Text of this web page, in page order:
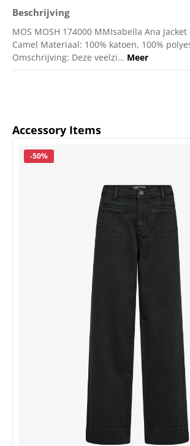
Beschrijving
MOS MOSH 174000 MMIsabella Ana
Camel Materiaal: 100% katoen, 100%
Omschrijving: Deze veelzi… Meer
Accessory Items
Korting
-50%